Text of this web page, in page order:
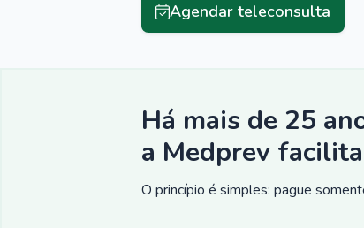
Agendar teleconsulta
Há mais de 25
a Medprev
O princípio é simples: pague